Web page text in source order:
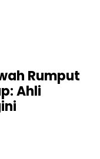
Rumput
Ahli